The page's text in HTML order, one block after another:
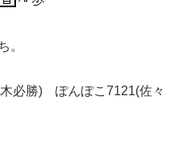
。
必勝) ぽんぽこ7121(佐々